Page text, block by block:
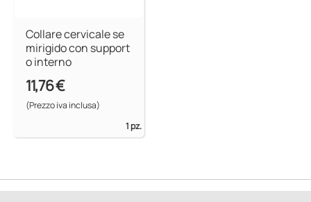
Collare cervicale se
mirigido con support
o interno
11,76 €
(Prezzo iva inclusa)
1 pz.